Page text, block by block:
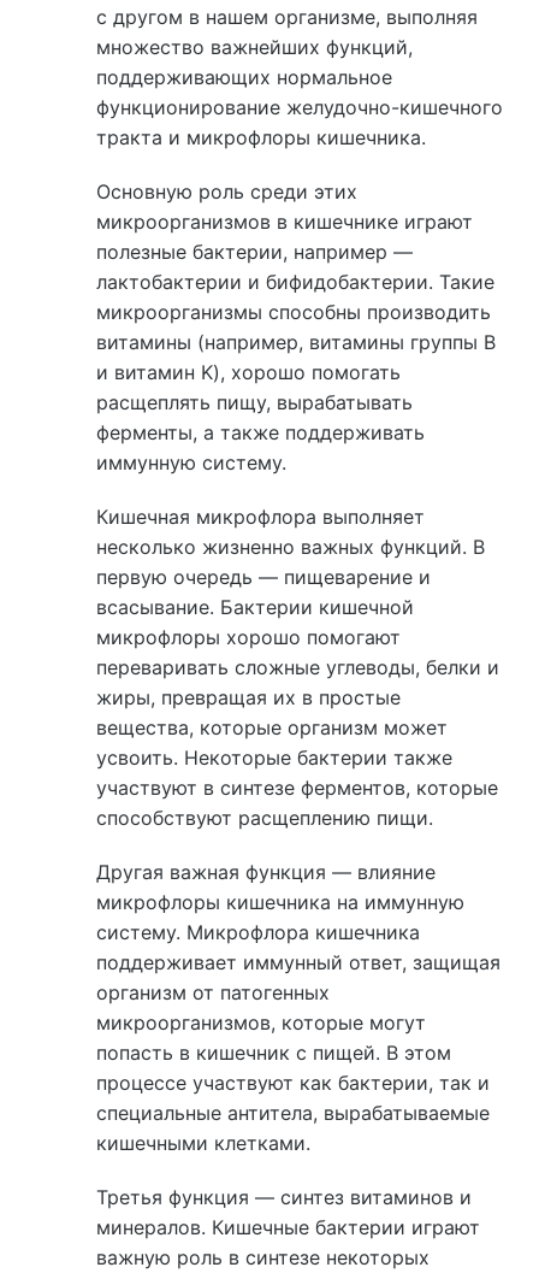
с другом в нашем организме, выполняя
множество важнейших функций,
поддерживающих нормальное
функционирование желудочно-кишечного
тракта и микрофлоры кишечника.
Основную роль среди этих
микроорганизмов в кишечнике играют
полезные бактерии, например —
лактобактерии и бифидобактерии. Такие
микроорганизмы способны производить
витамины (например, витамины группы B
и витамин K), хорошо помогать
расщеплять пищу, вырабатывать
ферменты, а также поддерживать
иммунную систему.
Кишечная микрофлора выполняет
несколько жизненно важных функций. В
первую очередь — пищеварение и
всасывание. Бактерии кишечной
микрофлоры хорошо помогают
переваривать сложные углеводы, белки и
жиры, превращая их в простые
вещества, которые организм может
усвоить. Некоторые бактерии также
участвуют в синтезе ферментов, которые
способствуют расщеплению пищи.
Другая важная функция — влияние
микрофлоры кишечника на иммунную
систему. Микрофлора кишечника
поддерживает иммунный ответ, защищая
организм от патогенных
микроорганизмов, которые могут
попасть в кишечник с пищей. В этом
процессе участвуют как бактерии, так и
специальные антитела, вырабатываемые
кишечными клетками.
Третья функция — синтез витаминов и
минералов. Кишечные бактерии играют
важную роль в синтезе некоторых